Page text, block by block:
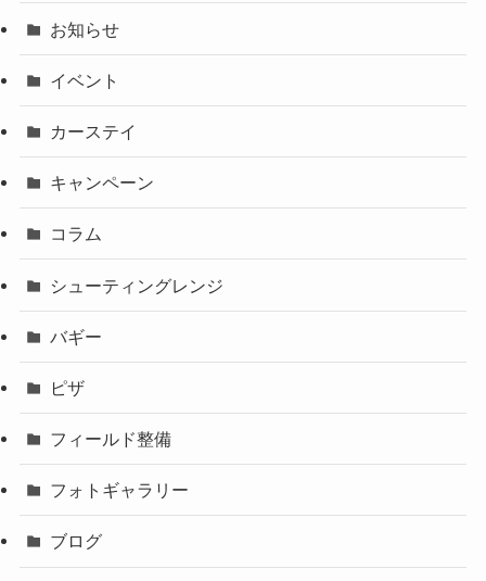
お知らせ
イベント
カーステイ
キャンペーン
コラム
シューティングレンジ
バギー
ピザ
フィールド整備
フォトギャラリー
ブログ